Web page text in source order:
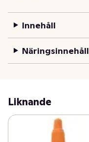
Innehåll
Näringsinnehåll
Liknande